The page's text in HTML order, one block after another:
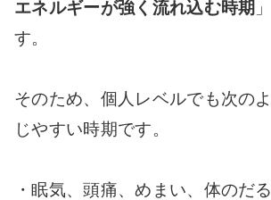
エネルギーが強く流れ込む時期
す。
そのため、個人レベルでも次の
じやすい時期です。
・眠気、頭痛、めまい、体のだ